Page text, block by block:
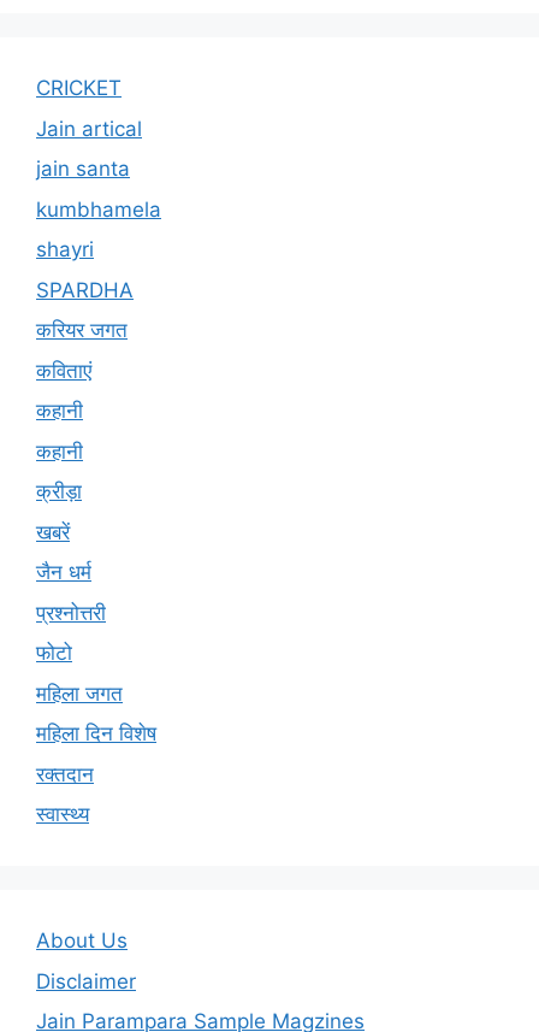
CRICKET
Jain artical
jain santa
kumbhamela
shayri
SPARDHA
करियर जगत
कविताएं
कहानी
कहानी
क्रीड़ा
खबरें
जैन धर्म
प्रश्नोत्तरी
फोटो
महिला जगत
महिला दिन विशेष
रक्तदान
स्वास्थ्य
About Us
Disclaimer
Jain Parampara Sample Magzines